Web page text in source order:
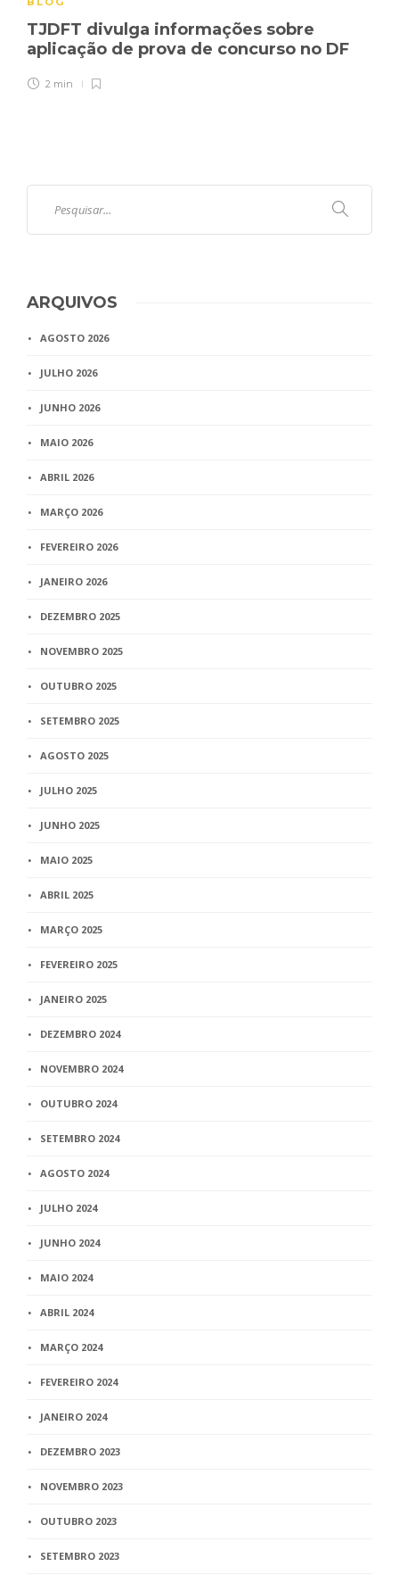
TJDFT divulga informações sobre
aplicação de prova de concurso no DF
2 min
ARQUIVOS
AGOSTO 2026
JULHO 2026
JUNHO 2026
MAIO 2026
ABRIL 2026
MARÇO 2026
FEVEREIRO 2026
JANEIRO 2026
DEZEMBRO 2025
NOVEMBRO 2025
OUTUBRO 2025
SETEMBRO 2025
AGOSTO 2025
JULHO 2025
JUNHO 2025
MAIO 2025
ABRIL 2025
MARÇO 2025
FEVEREIRO 2025
JANEIRO 2025
DEZEMBRO 2024
NOVEMBRO 2024
OUTUBRO 2024
SETEMBRO 2024
AGOSTO 2024
JULHO 2024
JUNHO 2024
MAIO 2024
ABRIL 2024
MARÇO 2024
FEVEREIRO 2024
JANEIRO 2024
DEZEMBRO 2023
NOVEMBRO 2023
OUTUBRO 2023
SETEMBRO 2023